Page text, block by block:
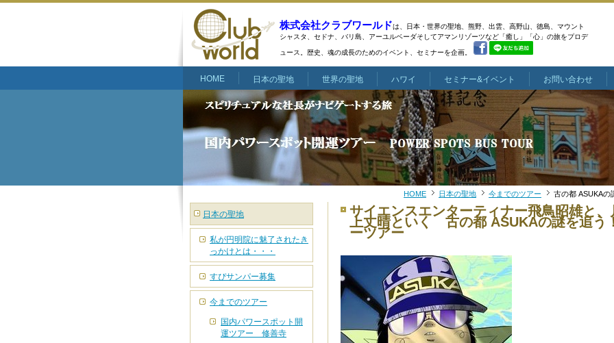
株式会社クラブワールドは、日本・世界の聖地、熊野、出雲、高野山、徳島、マウント
シャスタ、 セドナ、バリ島、アーユルベーダそしてアマンリゾーツなど 「癒し」「心」の旅をプロデ
ュース。歴史、魂の成長のためのイベント、セミナーを企画。
HOME 日本の聖地 世界の聖地 ハワイ セミナー&イベント お問い合わせ
HOME 日本の聖地 今までのツアー 古の都 ASUKAの
サイエンスエンターティナー飛鳥昭雄と
上丈晴といく 古の都 ASUKAの謎を追う
ーツアー
日本の聖地
私が円明院に魅了されたき
っかけとは・・・
すぴサンパー募集
今までのツアー
国内パワースポット開
運ツアー 修善寺